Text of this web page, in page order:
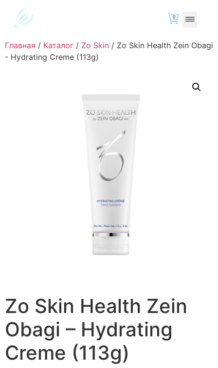
0
Главная / Каталог / Zo Skin / Zo Skin Health Zein Obagi
- Hydrating Creme (113g)
Zo Skin Health Zein
Obagi – Hydrating
Creme (113g)